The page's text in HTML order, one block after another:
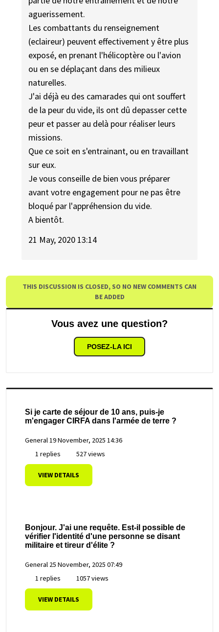
aguerissement.
Les combattants du renseignement
(eclaireur) peuvent effectivement y être plus
exposé, en prenant l'hélicoptère ou l'avion
ou en se déplaçant dans des milieux
naturelles.
J'ai déjà eu des camarades qui ont souffert
de la peur du vide, ils ont dû depasser cette
peur et passer au delà pour réaliser leurs
missions.
Que ce soit en s'entrainant, ou en travaillant
sur eux.
Je vous conseille de bien vous préparer
avant votre engagement pour ne pas être
bloqué par l'appréhension du vide.
A bientôt.
21 May, 2020 13:14
THIS DISCUSSION IS CLOSED, SO NO NEW COMMENTS CAN
BE ADDED
Vous avez une question?
POSEZ-LA ICI
Si je carte de séjour de 10 ans, puis-je
m'engager CIRFA dans l'armée de terre ?
General19 November, 2025 14:36
1 replies
527 views
VIEW DETAILS
Bonjour. J'ai une requête. Est-il possible de
vérifier l'identité d'une personne se disant
militaire et tireur d'élite ?
General 25 November, 2025 07:49
1 replies
1057 views
VIEW DETAILS